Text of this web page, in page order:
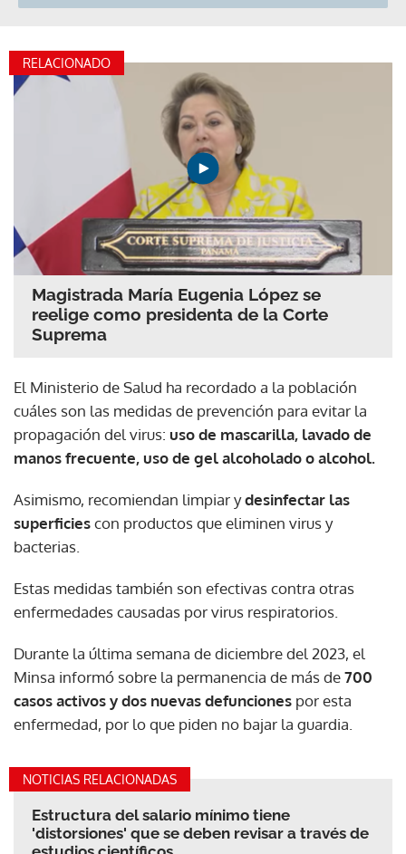
RELACIONADO
Magistrada María Eugenia López se
reelige como presidenta de la Corte
Suprema
El Ministerio de Salud ha recordado a la población
cuáles son las medidas de prevención para evitar la
propagación del virus: uso de mascarilla, lavado de
manos frecuente, uso de gel alcoholado o alcohol.
Asimismo, recomiendan limpiar ydesinfectar las
superficiescon productos que eliminen virus y
bacterias.
Estas medidas también son efectivas contra otras
enfermedades causadas por virus respiratorios.
Durante la última semana de diciembre del 2023, el
Minsa informó sobre la permanencia de más de700
casos activos y dos nuevas defunciones por esta
enfermedad, por lo que piden no bajar la guardia.
NOTICIAS RELACIONADAS
Estructura del salario mínimo tiene
'distorsiones' que se deben revisar a través de